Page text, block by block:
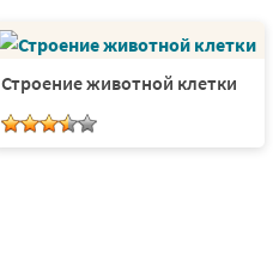
Строение животной клетки